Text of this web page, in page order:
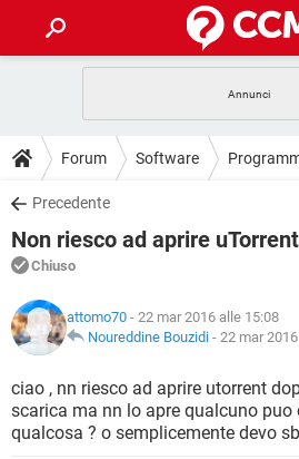
INTRATTENIMENTO
iOS
INSTAGRAM
TIKTOK
HARDWARE
GUIDE
COVID-19
iOS
INSTAGRAM
TIKTOK
DOWNLOAD
COVID-19
INTRATTENIMENTO
iOS
INSTAGRAM
TIKTOK
HARDWARE
FORUM
COVID-19
INTRATTENIMENTO
INSTAGRAM
GLOSSARIO
COVID-19
INTRATTENIMENTO
iOS
Forum Software
Precedente
Non riesco ad aprire
Chiuso
attomo70 - 22 mar 2016 alle 15:08
Noureddine Bouzidi - 22 mar
ciao , nn riesco ad aprire utorrent
scarica ma nn lo apre qualcuno
qualcosa ? o semplicemente devo